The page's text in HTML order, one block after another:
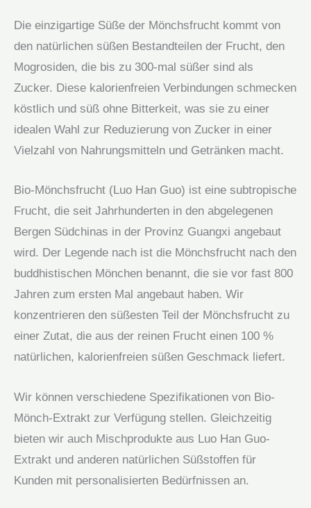
Die einzigartige Süße der Mönchsfrucht kommt von
den natürlichen süßen Bestandteilen der Frucht, den
Mogrosiden, die bis zu 300-mal süßer sind als
Zucker. Diese kalorienfreien Verbindungen schmecken
köstlich und süß ohne Bitterkeit, was sie zu einer
idealen Wahl zur Reduzierung von Zucker in einer
Vielzahl von Nahrungsmitteln und Getränken macht.
Bio-Mönchsfrucht (Luo Han Guo) ist eine subtropische
Frucht, die seit Jahrhunderten in den abgelegenen
Bergen Südchinas in der Provinz Guangxi angebaut
wird. Der Legende nach ist die Mönchsfrucht nach den
buddhistischen Mönchen benannt, die sie vor fast 800
Jahren zum ersten Mal angebaut haben. Wir
konzentrieren den süßesten Teil der Mönchsfrucht zu
einer Zutat, die aus der reinen Frucht einen 100 %
natürlichen, kalorienfreien süßen Geschmack liefert.
Wir können verschiedene Spezifikationen von Bio-
Mönch-Extrakt zur Verfügung stellen. Gleichzeitig
bieten wir auch Mischprodukte aus Luo Han Guo-
Extrakt und anderen natürlichen Süßstoffen für
Kunden mit personalisierten Bedürfnissen an.